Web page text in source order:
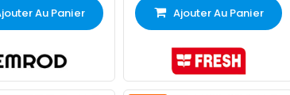
Au Panier Ajouter Au Panier